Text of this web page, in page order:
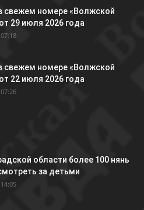
свежем номере «Волжской
29 июля 2026 года
свежем номере «Волжской
22 июля 2026 года
области более 100 нянь
за детьми